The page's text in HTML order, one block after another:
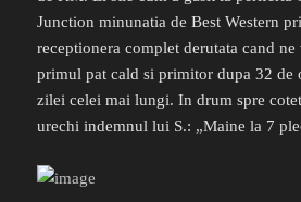
Junction minunatia de Best Western
receptionera complet derutata cand ne
primul pat cald si primitor dupa 32 de
zilei celei mai lungi. In drum spre
urechi indemnul lui S.: „Maine la 7